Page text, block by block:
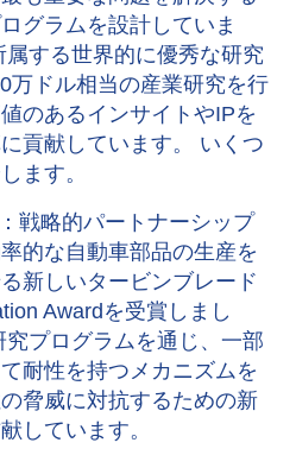
グラムを設計していま
する世界的に優秀な研究
万ドル相当の産業研究を行
のあるインサイトやIPを
貢献しています。 いくつ
ます。
：戦略的パートナーシップ
的な自動車部品の生産を
新しいタービンブレード
Awardを受賞しまし
プログラムを通じ、一部
耐性を持つメカニズムを
脅威に対抗するための新
しています。